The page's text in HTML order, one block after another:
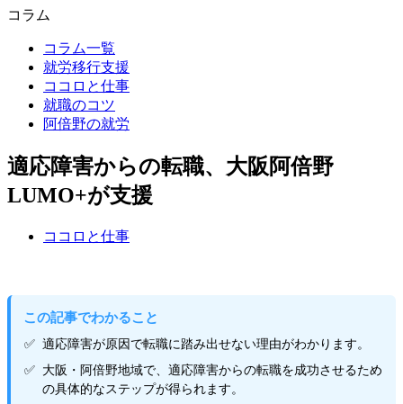
る
コラム
コラム一覧
就労移行支援
ココロと仕事
就職のコツ
阿倍野の就労
適応障害からの転職、大阪阿倍野
LUMO+が支援
ココロと仕事
この記事でわかること
適応障害が原因で転職に踏み出せない理由がわかります。
大阪・阿倍野地域で、適応障害からの転職を成功させるため
の具体的なステップが得られます。